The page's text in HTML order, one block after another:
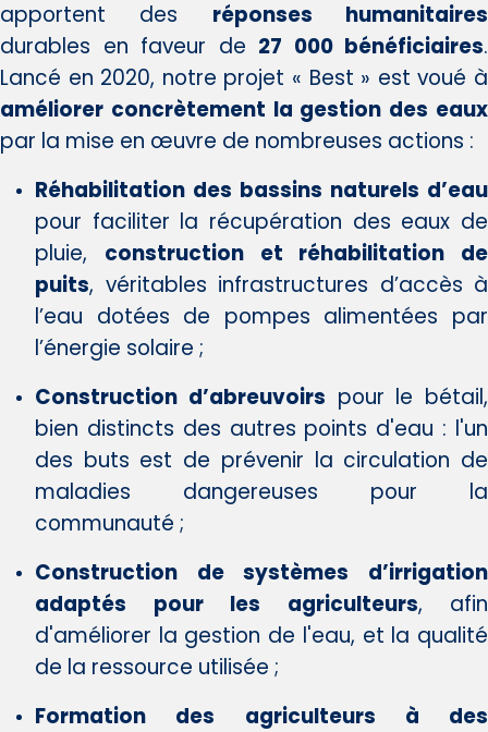
apportent des réponses humanitaires
durables en faveur de 27 000 bénéficiaires.
Lancé en 2020, notre projet « Best » est voué à
améliorer concrètement la gestion des eaux
par la mise en œuvre de nombreuses actions :
Réhabilitation des bassins naturels d’eau
pour faciliter la récupération des eaux de
pluie, construction et réhabilitation de
puits, véritables infrastructures d’accès à
l’eau dotées de pompes alimentées par
l’énergie solaire ;
Construction d’abreuvoirs pour le bétail,
bien distincts des autres points d'eau : l'un
des buts est de prévenir la circulation de
maladies dangereuses pour la
communauté ;
Construction de systèmes d’irrigation
adaptés pour les agriculteurs, afin
d'améliorer la gestion de l'eau, et la qualité
de la ressource utilisée ;
Formation des agriculteurs à des